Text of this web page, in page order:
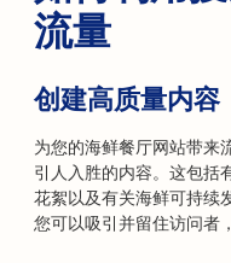
流量
创建高质量内容
为您的海鲜餐厅网站带来
引人入胜的内容。这包括
花絮以及有关海鲜可持续
您可以吸引并留住访问者